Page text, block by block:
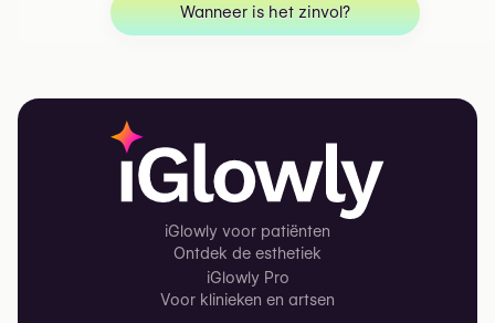
Wanneer is het zinvol?
iGlowly voor patiënten
Ontdek de esthetiek
iGlowly Pro
Voor klinieken en artsen